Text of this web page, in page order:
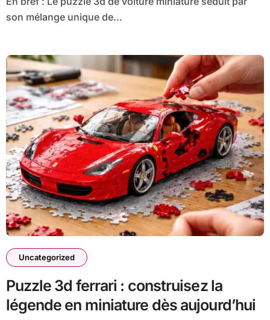
son mélange unique de...
Uncategorized
Puzzle 3d ferrari : construisez la
légende en miniature dès aujourd’hui